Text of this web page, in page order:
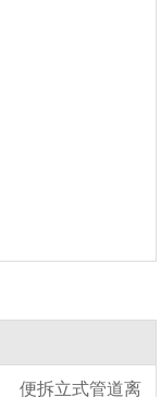
便拆立式管道离